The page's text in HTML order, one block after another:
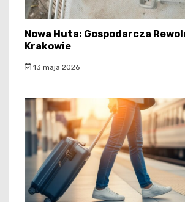
Nowa Huta: Gospodarcza
Krakowie
13 maja 2026